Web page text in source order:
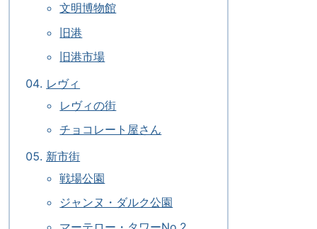
文明博物館
旧港
旧港市場
レヴィ
レヴィの街
チョコレート屋さん
新市街
戦場公園
ジャンヌ・ダルク公園